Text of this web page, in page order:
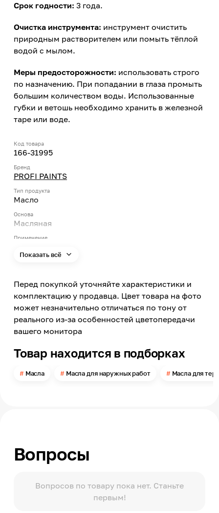
Срок годности: 3 года.
Очистка инструмента: инструмент очистить
природным растворителем или помыть тёплой
водой с мылом.
Меры предосторожности: использовать строго
по назначению. При попадании в глаза промыть
большим количеством воды. Использованные
губки и ветошь необходимо хранить в железной
таре или воде.
Код товара
166-31995
Бренд
PROFI PAINTS
Тип продукта
Масло
Основа
Масляная
Применение
влажностью, Помещения с повышенной
влажностью
Ударопрочность, Износостойкость,
Водоотталкивающие свойства, Защита от
плесени и грибка
Желтый
Материал обработки
Древесина
Метод нанесения
Кисть, Ткань х/б, Ветошь
Показать всё
Перед покупкой уточняйте характеристики и
комплектацию у продавца. Цвет товара на фото
может незначительно отличаться по тону от
реального из-за особенностей цветопередачи
вашего монитора
Товар находится в подборках
Масла Масла для наружных работ Масла для
Вопросы
Вопросов по товару пока нет. Станьте
первым!